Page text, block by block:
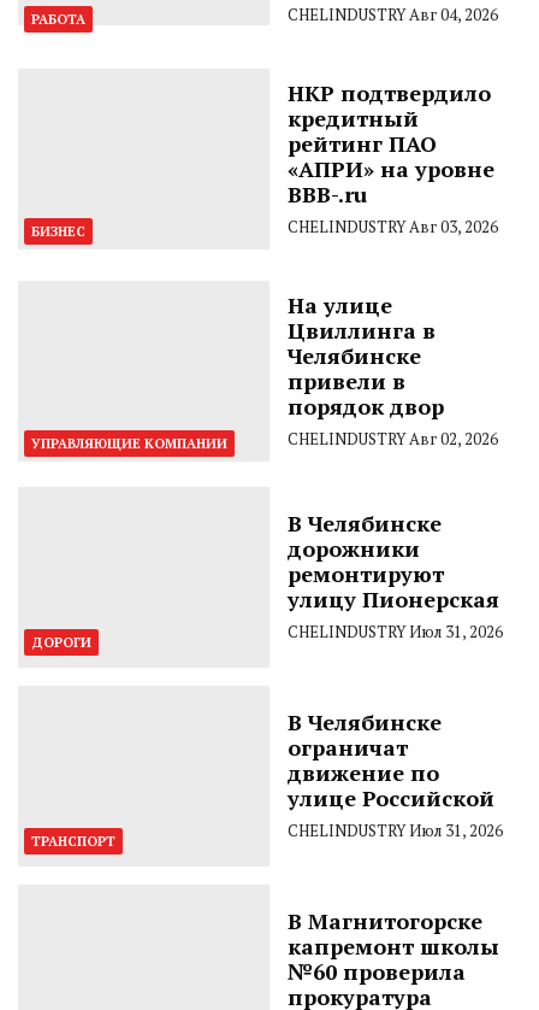
РАБОТА CHELINDUSTRYАвг 04, 2026
БИЗНЕС
НКР подтвердило
кредитный
рейтинг ПАО
«АПРИ» на уровне
BBB-.ru
CHELINDUSTRYАвг 03, 2026
УПРАВЛЯЮЩИЕ КОМПАНИИ
На улице
Цвиллинга в
Челябинске
привели в
порядок двор
CHELINDUSTRYАвг 02, 2026
ДОРОГИ
В Челябинске
дорожники
ремонтируют
улицу Пионерская
CHELINDUSTRYИюл 31, 2026
ТРАНСПОРТ
В Челябинске
ограничат
движение по
улице Российской
CHELINDUSTRYИюл 31, 2026
В Магнитогорске
капремонт школы
№60 проверила
прокуратура